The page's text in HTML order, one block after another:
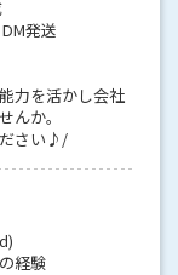
発送
力を活かし会社
んか。
ださい♪/
経験